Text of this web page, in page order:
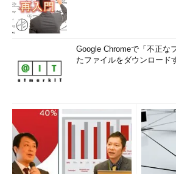
Google Chromeで「不正な
たファイルをダウンロード